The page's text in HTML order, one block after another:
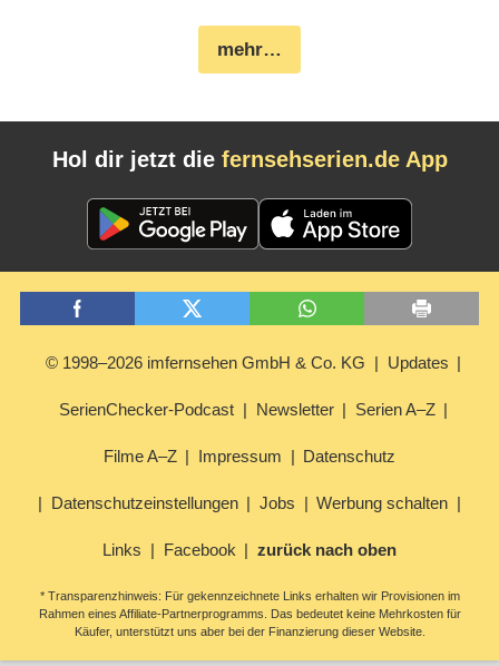
mehr…
Hol dir jetzt die fernsehserien.de App
© 1998–2026 imfernsehen GmbH & Co. KG Updates
SerienChecker-Podcast Newsletter Serien A–Z
Filme A–Z Impressum Datenschutz
Datenschutzeinstellungen Jobs Werbung schalten
Links Facebook zurück nach oben
* Transparenzhinweis: Für gekennzeichnete Links erhalten wir Provisionen im
Rahmen eines Affiliate-Partnerprogramms. Das bedeutet keine Mehrkosten für
Käufer, unterstützt uns aber bei der Finanzierung dieser Website.